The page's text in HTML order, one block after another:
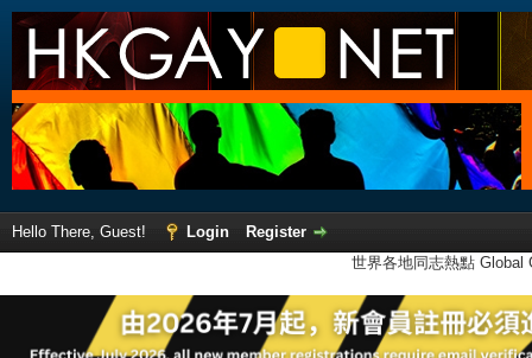
Hello There, Guest! Login
Register
世界各地同志熱點